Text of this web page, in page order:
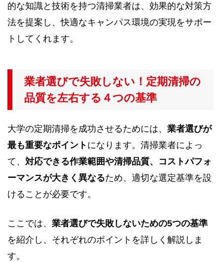
的な知識と技術を持つ清掃業者は、効果的な対策方
法を提案し、快適なキャンパス環境の実現をサポー
トしてくれます。
業者選びで失敗しない！定期清掃の
品質を左右する４つの基準
大学の定期清掃を成功させるためには、 業者選びが
最も重要なポイント になります。清掃業者によっ
て、 対応できる作業範囲や清掃品質、コストパフォ
ーマンスが大きく異なるため、適切な選定基準を設
けることが必要です。
ここでは、 業者選びで失敗しないための5つの基準
を紹介し、それぞれのポイントを詳しく解説しま
す。